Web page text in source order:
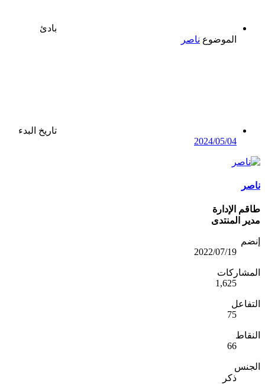
بادئ
الموضوع ناصر
تاريخ البدء
2024/05/04
ناصر
طاقم الإدارة
مدير المنتدى
إنضم
2022/07/19
المشاركات
1,625
التفاعل
75
النقاط
66
الجنس
ذكر